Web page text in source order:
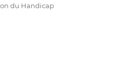
du Handicap